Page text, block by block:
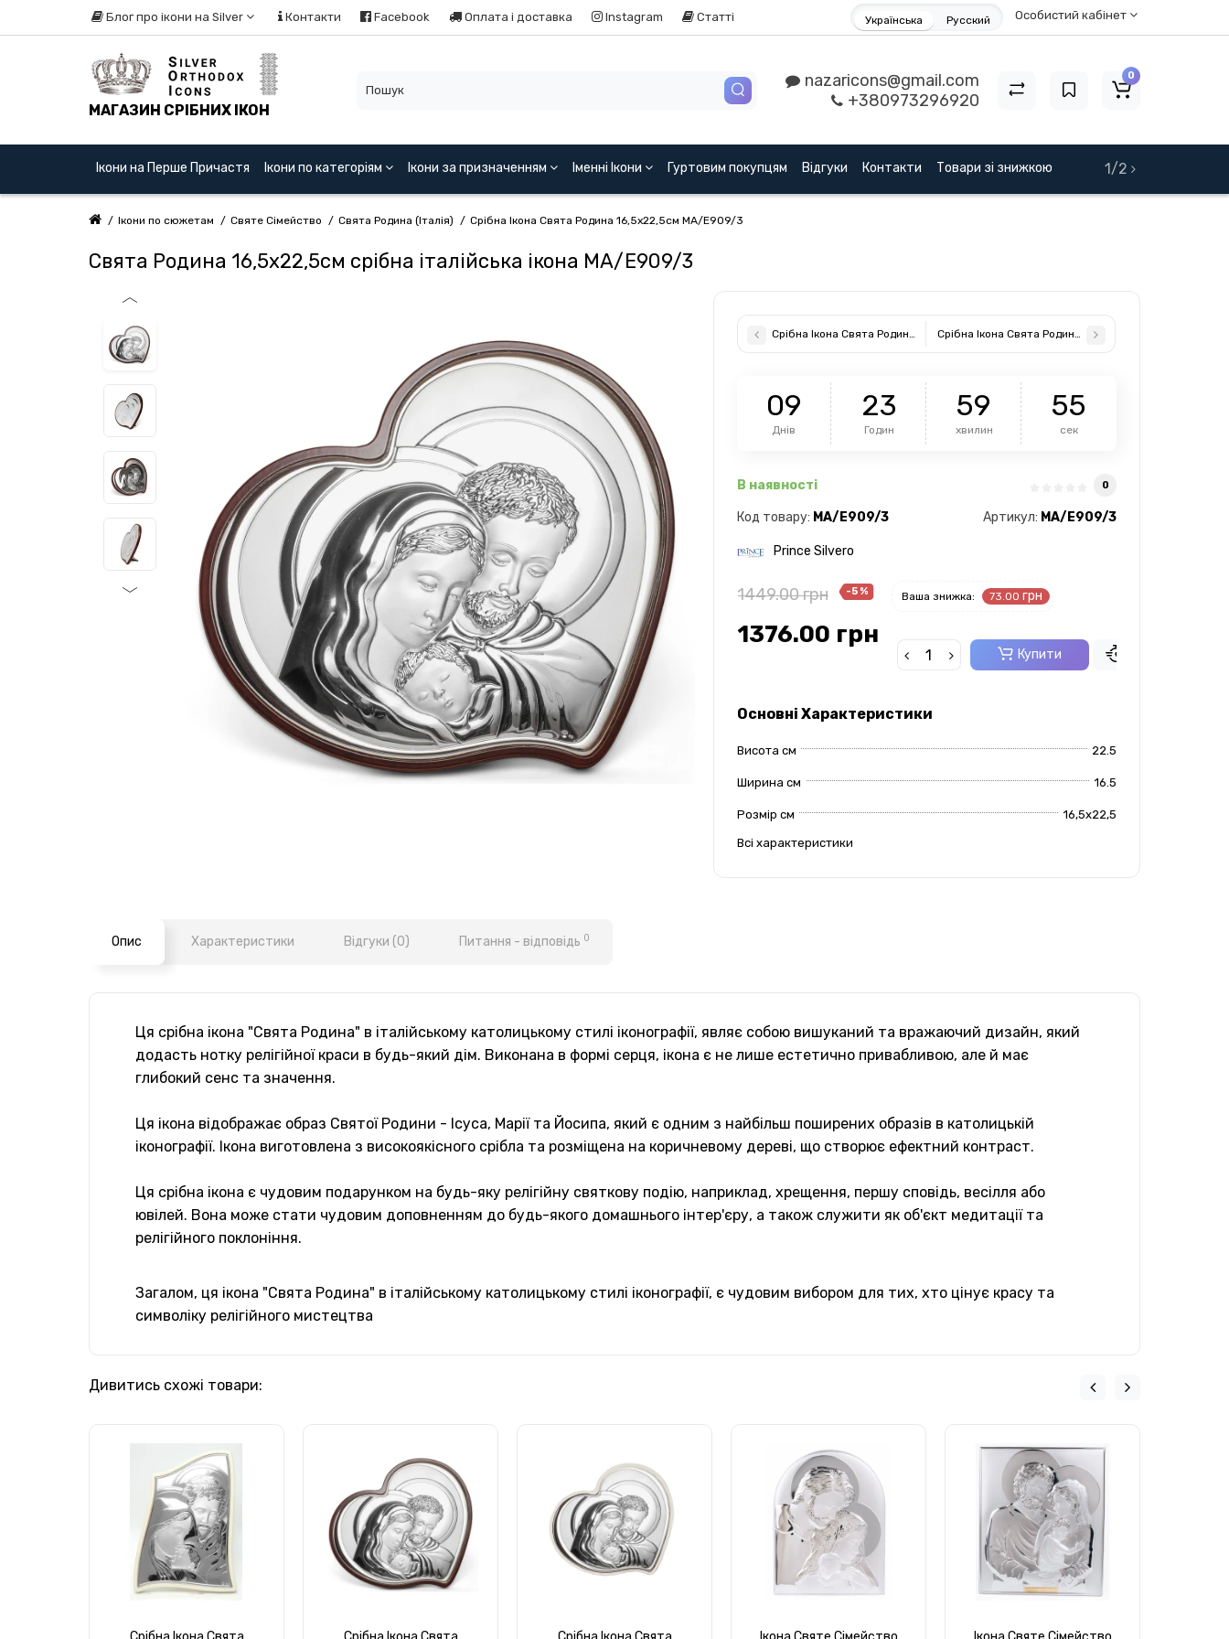
Блог про ікони на Silver Контакти Facebook Оплата і доставка Instagram Статті Особистий кабінет
Українська Русский
МАГАЗИН СРІБНИХ ІКОН
nazaricons@gmail.com
+380973296920
0
Ікони на Перше Причастя Ікони по категоріям Ікони за призначенням Іменні Ікони Гуртовим покупцям Відгуки Контакти Товари зі знижкою 1/2
Ікони по сюжетам Святе Сімейство Свята Родина (Італія) Срібна Ікона Свята Родина 16,5x22,5см MA/E909/3
Свята Родина 16,5x22,5см срібна італійська ікона MA/E909/3
Срібна Ікона Свята Родина 16,5x22,5см MA/E909/3WHСрібна Ікона Свята Родина 21,5x29,5см MA/E909/2
09
Днів
23
Годин
59
хвилин
54
сек
В наявності 0
Код товару: MA/E909/3 Артикул: MA/E909/3
Prince Silvero
1449.00 грн -5 % Ваша знижка: 73.00 грн
1376.00 грн
Купити
Основні Характеристики
Висота см 22.5
Ширина см 16.5
Розмір см 16,5x22,5
Всі характеристики
Опис Характеристики Відгуки (0) Питання - відповідь 0
Ця срібна ікона "Свята Родина" в італійському католицькому стилі іконографії, являє собою вишуканий та вражаючий дизайн, який
додасть нотку релігійної краси в будь-який дім. Виконана в формі серця, ікона є не лише естетично привабливою, але й має
глибокий сенс та значення.
Ця ікона відображає образ Святої Родини - Ісуса, Марії та Йосипа, який є одним з найбільш поширених образів в католицькій
іконографії. Ікона виготовлена з високоякісного срібла та розміщена на коричневому дереві, що створює ефектний контраст.
Ця срібна ікона є чудовим подарунком на будь-яку релігійну святкову подію, наприклад, хрещення, першу сповідь, весілля або
ювілей. Вона може стати чудовим доповненням до будь-якого домашнього інтер'єру, а також служити як об'єкт медитації та
релігійного поклоніння.
Загалом, ця ікона "Свята Родина" в італійському католицькому стилі іконографії, є чудовим вибором для тих, хто цінує красу та
символіку релігійного мистецтва
Дивитись схожі товари: